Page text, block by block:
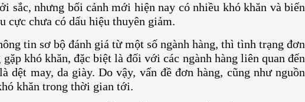
sắc, nhưng bối cảnh mới hiện nay có nhiều khó khăn và biến
cực chưa có dấu hiệu thuyên giảm.
tin sơ bộ đánh giá từ một số ngành hàng, thì tình trạng đơn
gặp khó khăn, đặc biệt là đối với các ngành hàng liên quan đến
dệt may, da giày. Do vậy, vấn đề đơn hàng, cũng như nguồn
khăn trong thời gian tới.